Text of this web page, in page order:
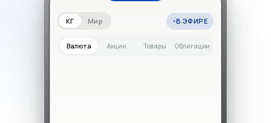
КГ Мир В ЭФИРЕ
Валюта Акции Товары Облигации